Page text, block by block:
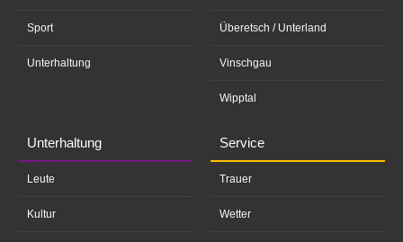
Sport
Unterhaltung
Überetsch / Unterland
Vinschgau
Wipptal
Unterhaltung
Leute
Kultur
Service
Trauer
Wetter